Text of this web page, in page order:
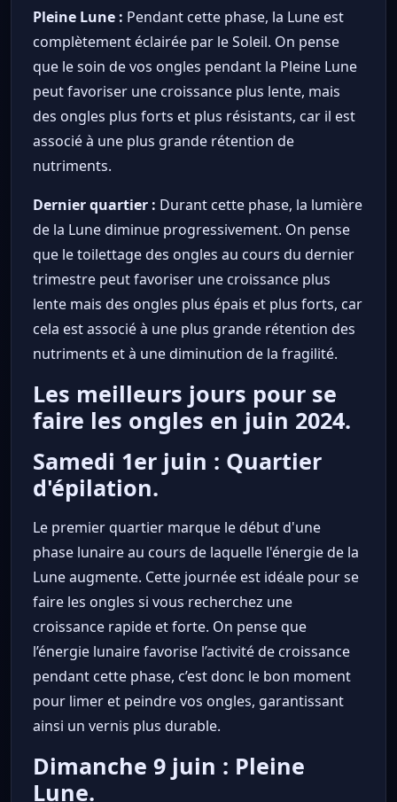
Pleine Lune : Pendant cette phase, la Lune est
complètement éclairée par le Soleil. On pense
que le soin de vos ongles pendant la Pleine Lune
peut favoriser une croissance plus lente, mais
des ongles plus forts et plus résistants, car il est
associé à une plus grande rétention de
nutriments.
Dernier quartier : Durant cette phase, la lumière
de la Lune diminue progressivement. On pense
que le toilettage des ongles au cours du dernier
trimestre peut favoriser une croissance plus
lente mais des ongles plus épais et plus forts, car
cela est associé à une plus grande rétention des
nutriments et à une diminution de la fragilité.
Les meilleurs jours pour se
faire les ongles en juin 2024.
Samedi 1er juin : Quartier
d'épilation.
Le premier quartier marque le début d'une
phase lunaire au cours de laquelle l'énergie de la
Lune augmente. Cette journée est idéale pour se
faire les ongles si vous recherchez une
croissance rapide et forte. On pense que
l’énergie lunaire favorise l’activité de croissance
pendant cette phase, c’est donc le bon moment
pour limer et peindre vos ongles, garantissant
ainsi un vernis plus durable.
Dimanche 9 juin : Pleine
Lune.